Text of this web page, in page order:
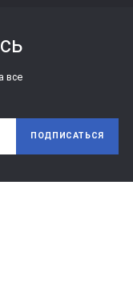
все
ПОДПИСАТЬСЯ